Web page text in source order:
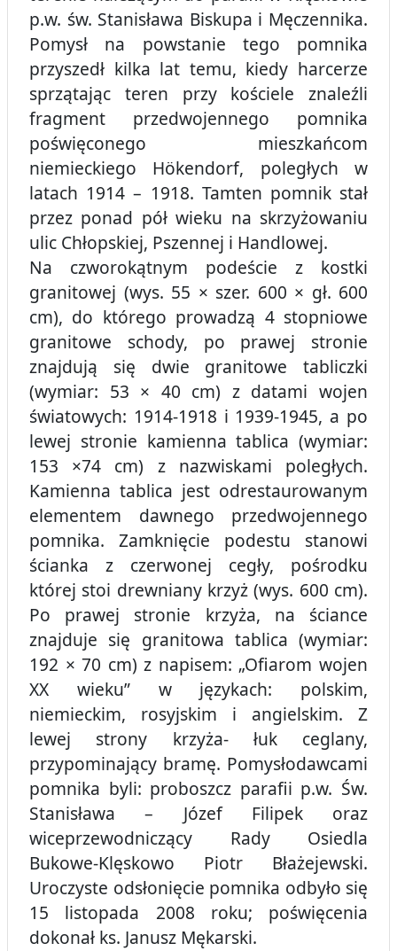
p.w. św. Stanisława Biskupa i Męczennika.
Pomysł na powstanie tego pomnika
przyszedł kilka lat temu, kiedy harcerze
sprzątając teren przy kościele znaleźli
fragment przedwojennego pomnika
poświęconego mieszkańcom
niemieckiego Hökendorf, poległych w
latach 1914 – 1918. Tamten pomnik stał
przez ponad pół wieku na skrzyżowaniu
ulic Chłopskiej, Pszennej i Handlowej.
Na czworokątnym podeście z kostki
granitowej (wys. 55 × szer. 600 × gł. 600
cm), do którego prowadzą 4 stopniowe
granitowe schody, po prawej stronie
znajdują się dwie granitowe tabliczki
(wymiar: 53 × 40 cm) z datami wojen
światowych: 1914-1918 i 1939-1945, a po
lewej stronie kamienna tablica (wymiar:
153 ×74 cm) z nazwiskami poległych.
Kamienna tablica jest odrestaurowanym
elementem dawnego przedwojennego
pomnika. Zamknięcie podestu stanowi
ścianka z czerwonej cegły, pośrodku
której stoi drewniany krzyż (wys. 600 cm).
Po prawej stronie krzyża, na ściance
znajduje się granitowa tablica (wymiar:
192 × 70 cm) z napisem: „Ofiarom wojen
XX wieku” w językach: polskim,
niemieckim, rosyjskim i angielskim. Z
lewej strony krzyża- łuk ceglany,
przypominający bramę. Pomysłodawcami
pomnika byli: proboszcz parafii p.w. Św.
Stanisława – Józef Filipek oraz
wiceprzewodniczący Rady Osiedla
Bukowe-Klęskowo Piotr Błażejewski.
Uroczyste odsłonięcie pomnika odbyło się
15 listopada 2008 roku; poświęcenia
dokonał ks. Janusz Mękarski.